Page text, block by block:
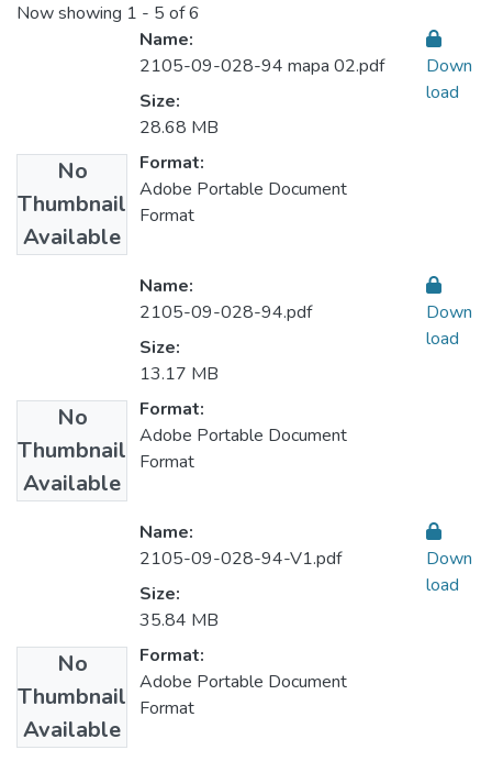
Now showing 1 - 5 of 6
No
Thumbnail
Available
Name:
2105-09-028-94 mapa 02.pdf
Size:
28.68 MB
Format:
Adobe Portable Document
Format
Down
load
No
Thumbnail
Available
Name:
2105-09-028-94.pdf
Size:
13.17 MB
Format:
Adobe Portable Document
Format
Down
load
No
Thumbnail
Available
Name:
2105-09-028-94-V1.pdf
Size:
35.84 MB
Format:
Adobe Portable Document
Format
Down
load